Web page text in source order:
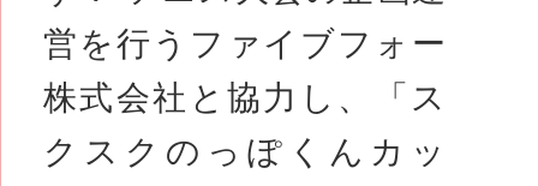
営を行うファイブフォー
株式会社と協力し、「ス
クスクのっぽくんカッ